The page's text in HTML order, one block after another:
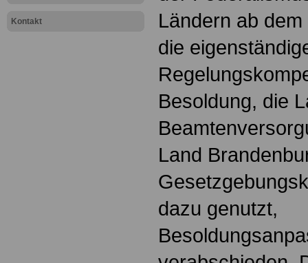
Kontakt
Ländern ab
die
Besoldung, die
Land
dazu genutzt,